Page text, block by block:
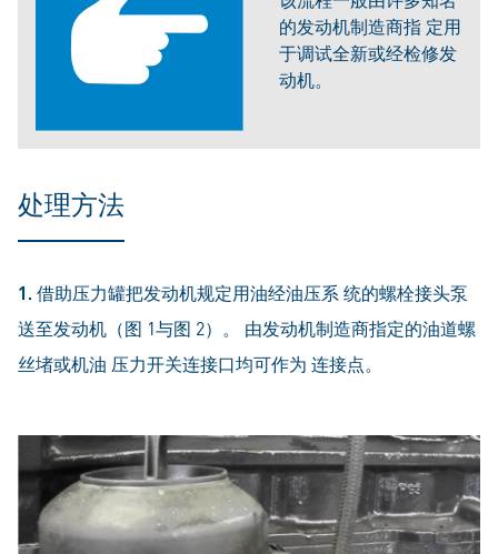
的发动机制造商指 定用
于调试全新或经检修发
动机。
处理方法
1. 借助压力罐把发动机规定用油经油压系 统的螺栓接头泵
送至发动机（图 1与图 2）。 由发动机制造商指定的油道螺
丝堵或机油 压力开关连接口均可作为 连接点。